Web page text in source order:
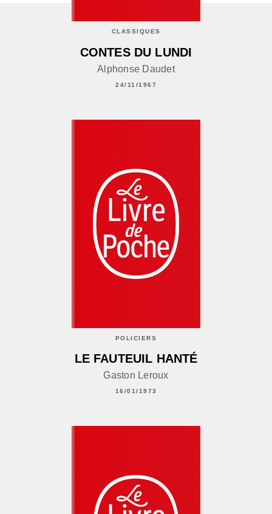
CLASSIQUES
CONTES DU LUNDI
Alphonse Daudet
24/11/1967
POLICIERS
LE FAUTEUIL HANTÉ
Gaston Leroux
16/01/1973